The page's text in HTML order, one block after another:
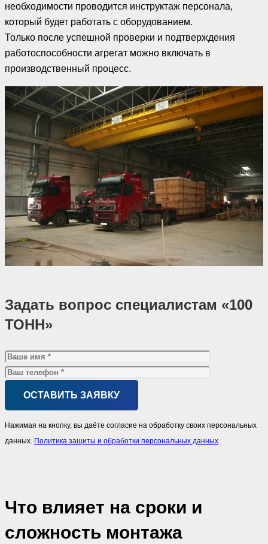
необходимости проводится инструктаж персонала,
который будет работать с оборудованием.
Только после успешной проверки и подтверждения
работоспособности агрегат можно включать в
производственный процесс.
Задать вопрос специалистам «100
ТОНН»
Нажимая на кнопку, вы даёте согласие на обработку своих персональных
данных. Политика защиты и обработки персональных данных
Что влияет на сроки и
сложность монтажа